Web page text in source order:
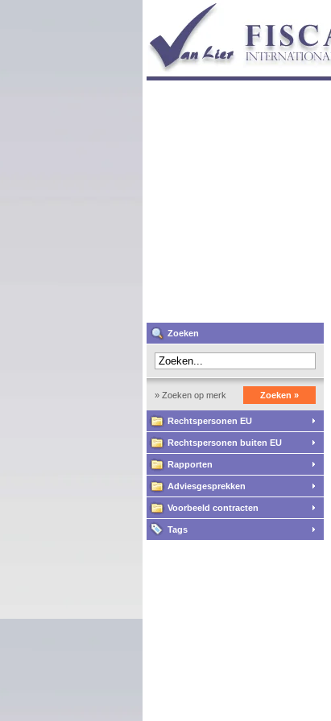
Zoeken
» Zoeken op merk Zoeken »
Rechtspersonen EU
Rechtspersonen buiten EU
Rapporten
Adviesgesprekken
Voorbeeld contracten
Tags